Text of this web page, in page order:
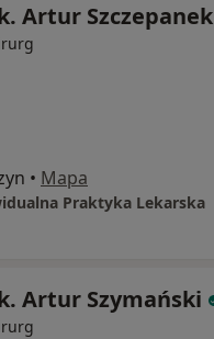
Artur Szczepanek
• Mapa
Praktyka Lekarska
Artur Szymański